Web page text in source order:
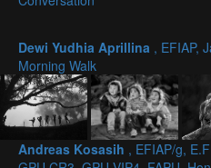
Dewi Yudhia Aprillina , EFIAP,
Morning Walk
Andreas Kosasih , EFIAP/g,